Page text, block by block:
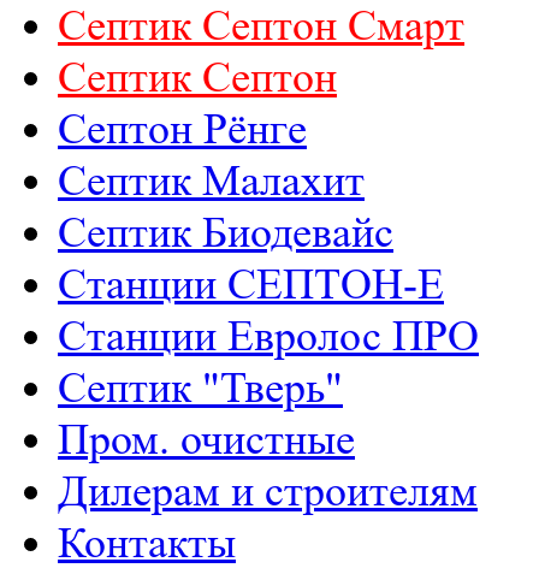
Септик Септон Смарт
Септик Cептон
Септон Рёнге
Септик Малахит
Септик Биодевайс
Станции СЕПТОН-Е
Станции Евролос ПРО
Септик "Тверь"
Пром. очистные
Дилерам и строителям
Контакты
РАСЧЕТ СМЕТЫ ОНЛАЙН!